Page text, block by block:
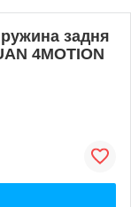
задня
4MOTION